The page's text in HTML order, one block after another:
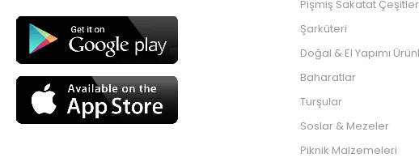
Pişmiş Sakatat
Şarküteri
Doğal & El Yapımı
Baharatlar
Turşular
Soslar & Mezeler
Piknik Malzemeleri